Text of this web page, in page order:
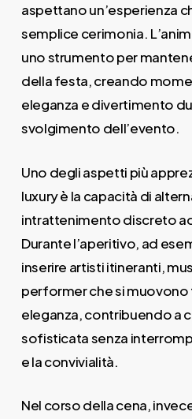
aspettano un’esperienza
semplice cerimonia.
uno strumento per
della festa, creando
eleganza e divertimento
svolgimento dell’evento.
Uno degli aspetti più
luxury è la capacità di
intrattenimento discreto
Durante l’aperitivo, ad
inserire artisti itineranti,
performer che si muovono
eleganza, contribuendo a
sofisticata senza
e la convivialità.
Nel corso della cena,